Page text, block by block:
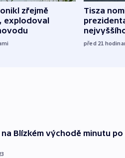
zřejmě
explodoval
Tisza
před 21
na Blízkém východě minutu